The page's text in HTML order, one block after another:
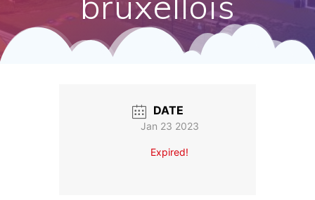
DATE
Jan 23 2023
Expired!